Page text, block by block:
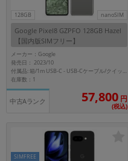
128GB nanoSIM
Google Pixel8 GZPFO 128GB Hazel
【国内版SIMフリー】
メーカー：Google
発売日： 2023/10
付属品: 箱/1m USB-C - USB-Cケーブル/クイックスイッチアダプター/SIMツール/クイックスタートガイド
在庫数：1
中古Aランク 57,800 円
(税込)
SIMFREE